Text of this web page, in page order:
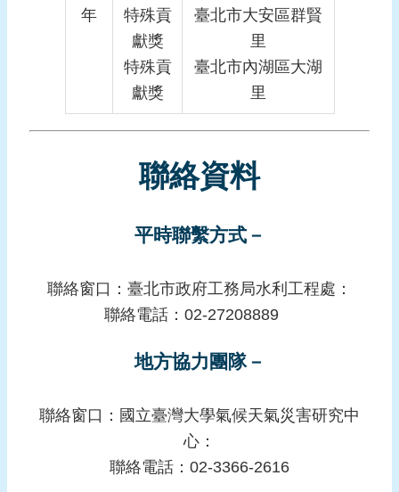
年
特殊貢
獻獎
特殊貢
獻獎
臺北市大安區群賢
里
臺北市內湖區大湖
里
聯絡資料
平時聯繫方式－
聯絡窗口：臺北市政府工務局水利工程處：
聯絡電話：02-27208889
地方協力團隊－
聯絡窗口：國立臺灣大學氣候天氣災害研究中
心：
聯絡電話：02-3366-2616